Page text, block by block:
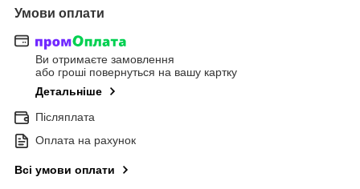
Умови оплати
Ви отримаєте замовлення
або гроші повернуться на вашу картку
Детальніше
Післяплата
Оплата на рахунок
Всі умови оплати